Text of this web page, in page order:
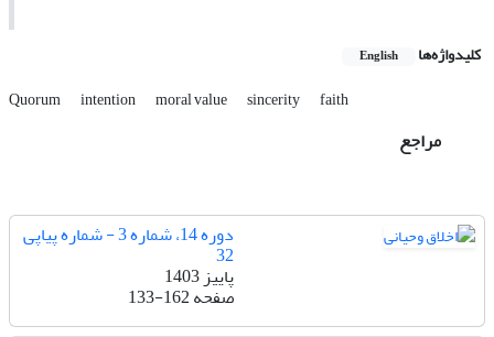
کلیدواژه‌ها English
Quorum intention moral value sincerity faith
مراجع
دوره 14، شماره 3 - شماره پیاپی
32
پاییز 1403
صفحه133-162